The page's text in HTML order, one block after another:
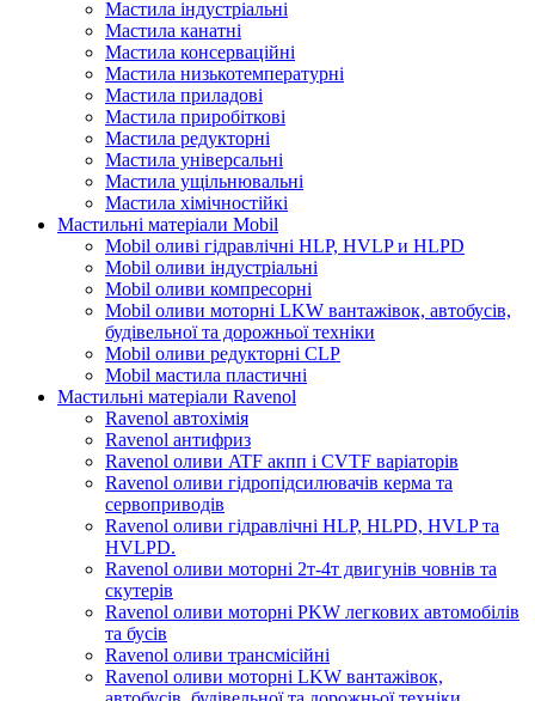
Мастила індустріальні
Мастила канатні
Мастила консерваційні
Мастила низькотемпературні
Мастила приладові
Мастила приробіткові
Мастила редукторні
Мастила універсальні
Мастила ущільнювальні
Мастила хімічностійкі
Мастильні матеріали Mobil
Mobil оливі гідравлічні HLP, HVLP и HLPD
Mobil оливи індустріальні
Mobil оливи компресорні
Mobil оливи моторні LKW вантажівок, автобусів,
будівельної та дорожньої техніки
Mobil оливи редукторні CLP
Mobil мастила пластичні
Мастильні матеріали Ravenol
Ravenol автохімія
Ravenol антифриз
Ravenol оливи ATF акпп і CVTF варіаторів
Ravenol оливи гідропідсилювачів керма та
сервоприводів
Ravenol оливи гідравлічні HLP, HLPD, HVLP та
HVLPD.
Ravenol оливи моторні 2т-4т двигунів човнів та
скутерів
Ravenol оливи моторні PKW легкових автомобілів
та бусів
Ravenol оливи трансмісійні
Ravenol оливи моторні LKW вантажівок,